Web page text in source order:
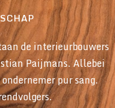
de interieurbouwers
Paijmans. Allebei
pur sang.